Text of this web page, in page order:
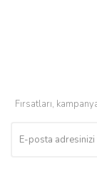
Fırsatları,